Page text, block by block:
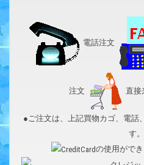
電話注文
注文 直接
●ご注文は、上記買物カゴ、電話
す。
の使用ができ